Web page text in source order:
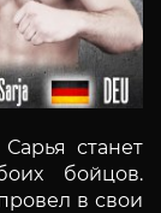
станет
бойцов.
в свои